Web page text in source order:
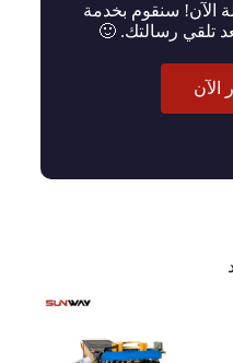
الآن! سنقوم بخدمة
تلقي رسالتك. 🙂
الآن